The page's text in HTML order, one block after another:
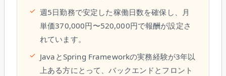
✓ 週5日勤務で安定した稼働日数を確保し、月
単価370,000円〜520,000円で報酬が設定さ
れています。
✓ JavaとSpring Frameworkの実務経験が3年以
上ある方にとって、バックエンドとフロント